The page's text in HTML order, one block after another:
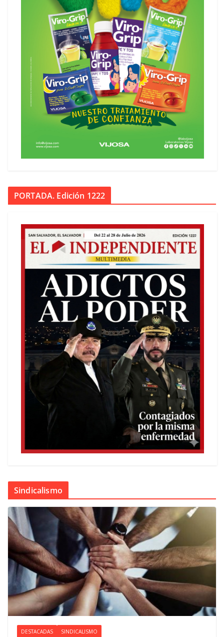
PORTADA. Edición 1222
Sindicalismo
DESTACADAS SINDICALISMO